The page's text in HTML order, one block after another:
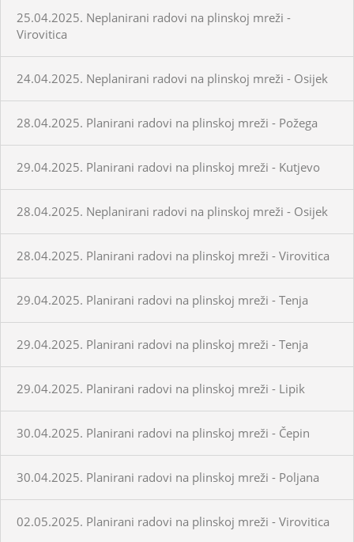
25.04.2025. Neplanirani radovi na plinskoj mreži -
Virovitica
24.04.2025. Neplanirani radovi na plinskoj mreži - Osijek
28.04.2025. Planirani radovi na plinskoj mreži - Požega
29.04.2025. Planirani radovi na plinskoj mreži - Kutjevo
28.04.2025. Neplanirani radovi na plinskoj mreži - Osijek
28.04.2025. Planirani radovi na plinskoj mreži - Virovitica
29.04.2025. Planirani radovi na plinskoj mreži - Tenja
29.04.2025. Planirani radovi na plinskoj mreži - Tenja
29.04.2025. Planirani radovi na plinskoj mreži - Lipik
30.04.2025. Planirani radovi na plinskoj mreži - Čepin
30.04.2025. Planirani radovi na plinskoj mreži - Poljana
02.05.2025. Planirani radovi na plinskoj mreži - Virovitica